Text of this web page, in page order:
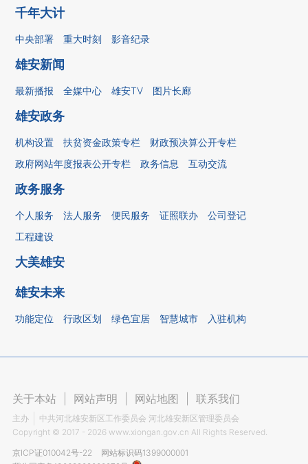
千年大计
中央部署 重大时刻 影音纪录
雄安新闻
最新播报 全媒中心 雄安TV 图片长廊
雄安政务
机构设置 扶贫资金政策专栏
财政预决算公开专栏
政府网站年度报表公开专栏
政务信息 互动交流
政务服务
个人服务 法人服务 便民服务 证照联办
公司登记
工程建设
大美雄安
雄安未来
功能定位 行政区划 绿色宜居 智慧城市 入驻机构
关于本站 网站声明 网站地图 联系我们
主办
中共河北雄安新区工作委员会 河北雄安新区管理委员会
Copyright © 2017 - 2026 www.xiongan.gov.cn All Rights Reserved.
京ICP证010042号-22
网站标识码1399000001